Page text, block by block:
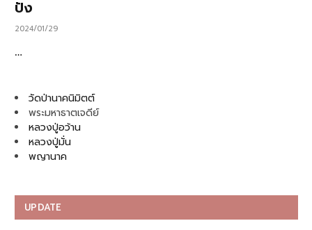
ปัง
2024/01/29
…
วัดป่านาคนิมิตต์
พระมหาธาตเจดีย์
หลวงปู่อว้าน
หลวงปู่มั่น
พญานาค
UPDATE